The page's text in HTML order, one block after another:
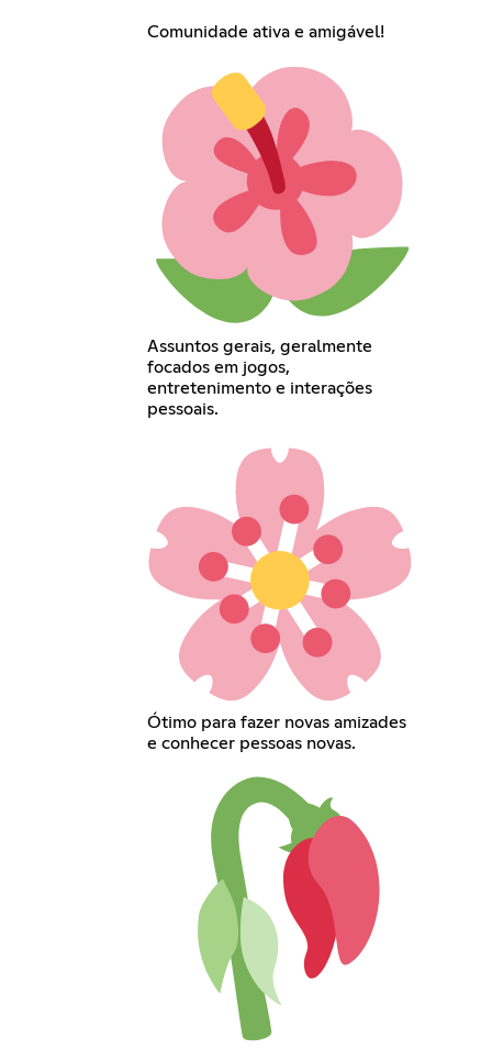
Comunidade ativa e amigável!
Assuntos gerais, geralmente
focados em jogos,
entretenimento e interações
pessoais.
Ótimo para fazer novas amizades
e conhecer pessoas novas.